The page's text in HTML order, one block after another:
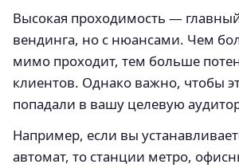
Высокая проходимость —
вендинга, но с нюансами. Чем
мимо проходит, тем больше
клиентов. Однако важно, чтобы
попадали в вашу целевую
Например, если вы
автомат, то станции метро,